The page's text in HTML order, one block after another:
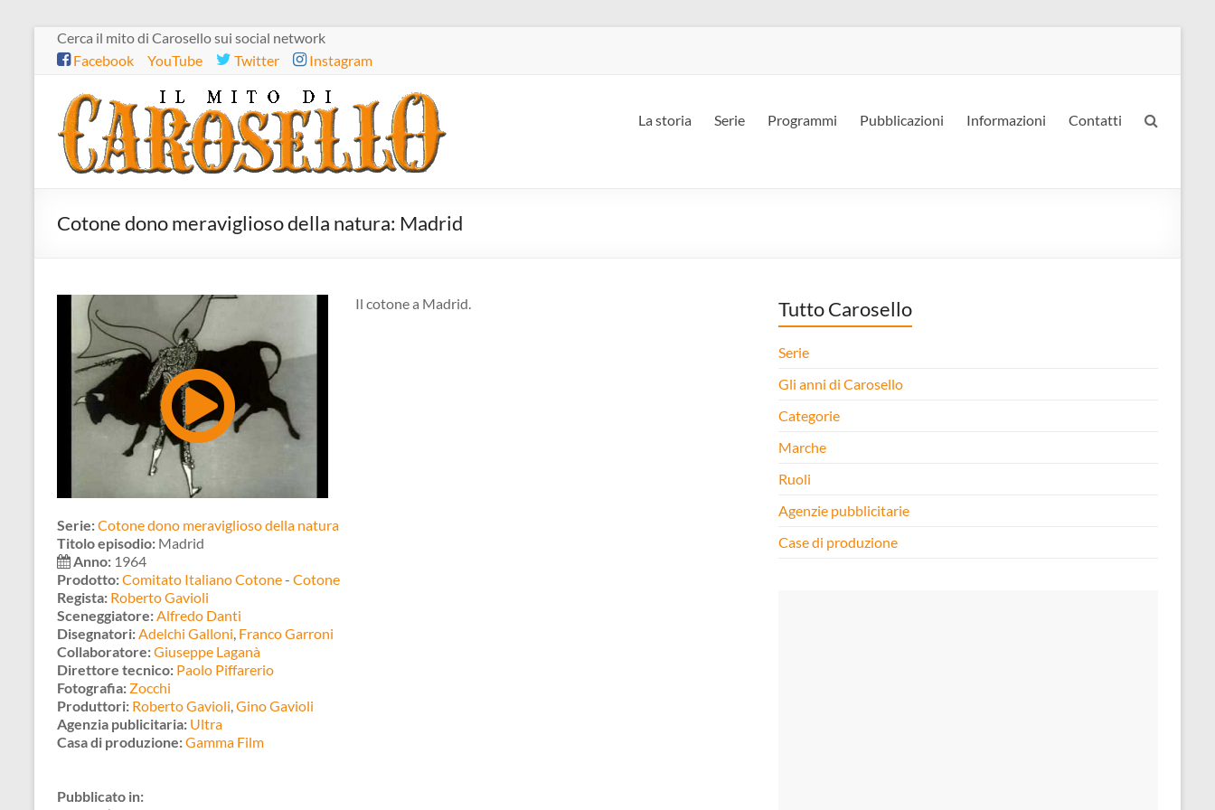
Salta
contenuto
Cerca il mito di Carosello sui social network
Facebook
YouTube Twitter Instagram
Il
mito
di
Carosello
La storia Serie Programmi Pubblicazioni Informazioni Contatti
Cotone dono meraviglioso della natura: Madrid
Il cotone a Madrid.
Serie:Cotone dono meraviglioso della natura
Titolo episodio: Madrid
Anno: 1964
Prodotto:Comitato Italiano Cotone- Cotone
Regista: Roberto Gavioli
Sceneggiatore:Alfredo Danti
Disegnatori:Adelchi Galloni, Franco Garroni
Collaboratore:Giuseppe Laganà
Direttore tecnico: Paolo Piffarerio
Fotografia: Zocchi
Produttori: Roberto Gavioli,Gino Gavioli
Agenzia publicitaria: Ultra
Casa di produzione:Gamma Film
Pubblicato in:
Tutto Carosello
Serie
Gli anni di Carosello
Categorie
Marche
Ruoli
Agenzie pubblicitarie
Case di produzione